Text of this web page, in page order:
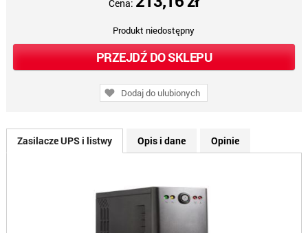
Cena:
Produkt niedostępny
PRZEJDŹ DO SKLEPU
Dodaj do ulubionych
Zasilacze UPS i listwy Opis i dane Opinie